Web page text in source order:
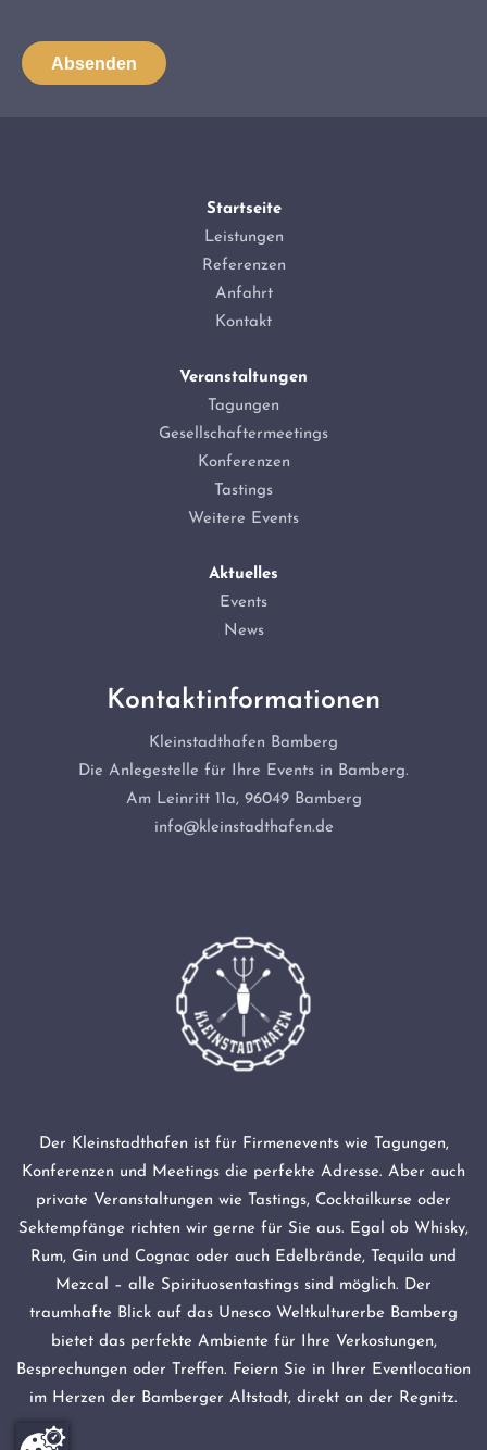
Startseite
Leistungen
Referenzen
Anfahrt
Kontakt
Veranstaltungen
Tagungen
Gesellschaftermeetings
Konferenzen
Tastings
Weitere Events
Aktuelles
Events
News
Kontaktinformationen
Kleinstadthafen Bamberg
Die Anlegestelle für Ihre Events in Bamberg.
Am Leinritt 11a, 96049 Bamberg
info@kleinstadthafen.de
Der Kleinstadthafen ist für Firmenevents wie Tagungen,
Konferenzen und Meetings die perfekte Adresse. Aber auch
private Veranstaltungen wie Tastings, Cocktailkurse oder
Sektempfänge richten wir gerne für Sie aus. Egal ob Whisky,
Rum, Gin und Cognac oder auch Edelbrände, Tequila und
Mezcal – alle Spirituosentastings sind möglich. Der
traumhafte Blick auf das Unesco Weltkulturerbe Bamberg
bietet das perfekte Ambiente für Ihre Verkostungen,
Besprechungen oder Treffen. Feiern Sie in Ihrer Eventlocation
im Herzen der Bamberger Altstadt, direkt an der Regnitz.